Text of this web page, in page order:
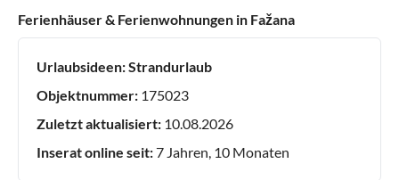
Ferienhäuser & Ferienwohnungen in Fažana
Urlaubsideen:Strandurlaub
Objektnummer: 175023
Zuletzt aktualisiert: 10.08.2026
Inserat online seit:7 Jahren, 10 Monaten